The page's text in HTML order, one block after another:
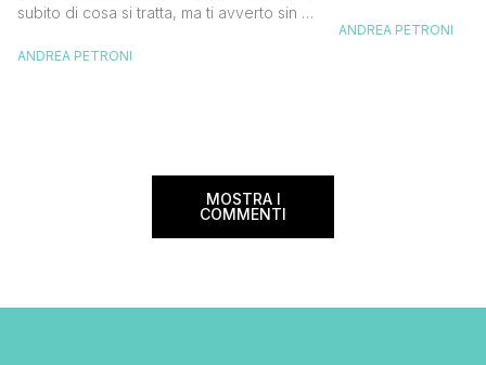
subito di cosa si tratta, ma ti avverto sin da
tantissimo perché ti permetterà di
ANDREA PETRONI
meravigliosi del
ANDREA PETRONI
MOSTRA I
COMMENTI